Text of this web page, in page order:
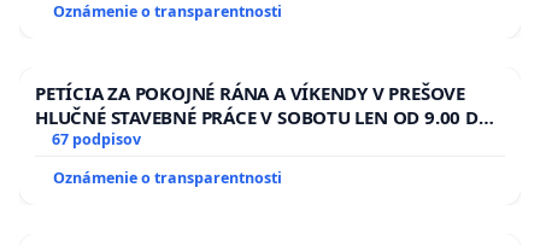
Oznámenie o transparentnosti
PETÍCIA ZA POKOJNÉ RÁNA A VÍKENDY V PREŠOVE
HLUČNÉ STAVEBNÉ PRÁCE V SOBOTU LEN OD 9.00 DO
13.00 HOD., CEZ PRACOVNÝ TÝŽDEŇ CIEĽ 8.00 – 18.00
HOD. A PRAVIDELNÁ KONTROLA STAVBY C-AREA NA
ĎUMBIERSKEJ/MAGU
67 podpisov
Oznámenie o transparentnosti